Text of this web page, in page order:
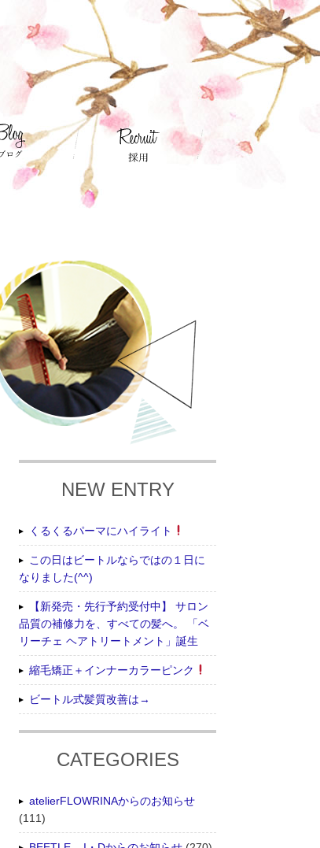
NEW ENTRY
くるくるパーマにハイライト
この日はビートルならではの１日に
なりました(^^)
【新発売・先行予約受付中】 サロン
品質の補修力を、すべての髪へ。 「ベ
リーチェ ヘアトリートメント」誕生
縮毛矯正＋インナーカラーピンク
ビートル式髪質改善は→
CATEGORIES
atelierFLOWRINAからのお知らせ
(111)